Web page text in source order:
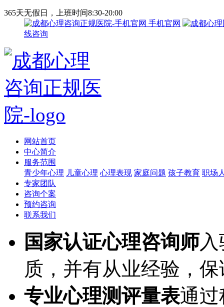
365天无假日，上班时间8:30-20:00
手机官网
线咨询
网站首页
中心简介
服务范围
青少年心理 儿童心理 心理表现 家庭问题 孩子教育 职场
专家团队
咨询个案
预约咨询
联系我们
国家认证心理咨询师
质，并有从业经验，
专业心理测评量表通